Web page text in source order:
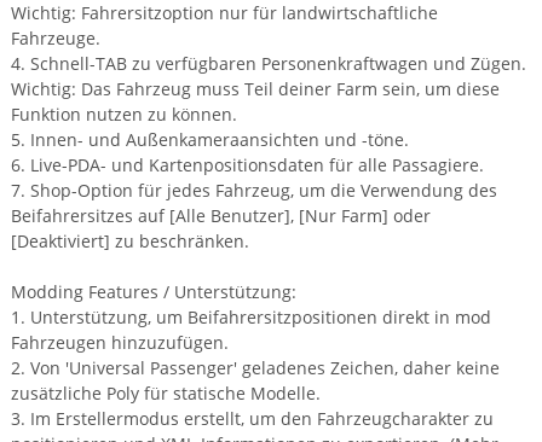
Wichtig: Fahrersitzoption nur für landwirtschaftliche
Fahrzeuge.
4. Schnell-TAB zu verfügbaren Personenkraftwagen und Zügen.
Wichtig: Das Fahrzeug muss Teil deiner Farm sein, um diese
Funktion nutzen zu können.
5. Innen- und Außenkameraansichten und -töne.
6. Live-PDA- und Kartenpositionsdaten für alle Passagiere.
7. Shop-Option für jedes Fahrzeug, um die Verwendung des
Beifahrersitzes auf [Alle Benutzer], [Nur Farm] oder
[Deaktiviert] zu beschränken.
Modding Features / Unterstützung:
1. Unterstützung, um Beifahrersitzpositionen direkt in mod
Fahrzeugen hinzuzufügen.
2. Von 'Universal Passenger' geladenes Zeichen, daher keine
zusätzliche Poly für statische Modelle.
3. Im Erstellermodus erstellt, um den Fahrzeugcharakter zu